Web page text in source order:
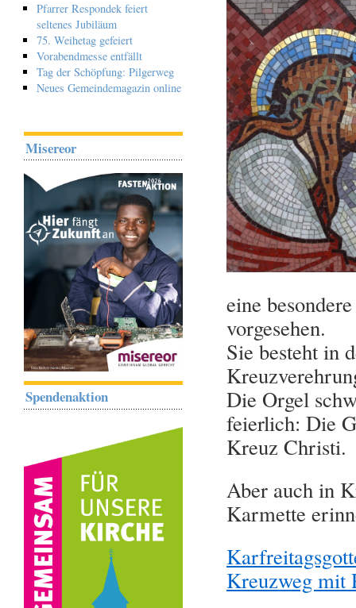
eine
vorgesehen.
Sie besteht in
Die Orgel
feierlich: Die
Kreuz Christi.
Aber auch in
Karmette
Kreuzweg mit
Pfarrer Respondek feiert
seltenes Jubiläum
75. Weihetag gefeiert
Vorabendmesse entfällt
Tag der Schöpfung: Pilgerweg
Neues Gemeindemagazin online
Misereor
Spendenaktion